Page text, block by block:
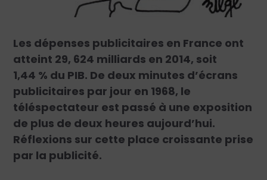
Les dépenses publicitaires en France ont
atteint 29, 624 milliards en 2014, soit
1,44 % du PIB. De deux minutes d’écrans
publicitaires par jour en 1968, le
téléspectateur est passé à une exposition
de plus de deux heures aujourd’hui.
Réflexions sur cette place croissante prise
par la publicité.